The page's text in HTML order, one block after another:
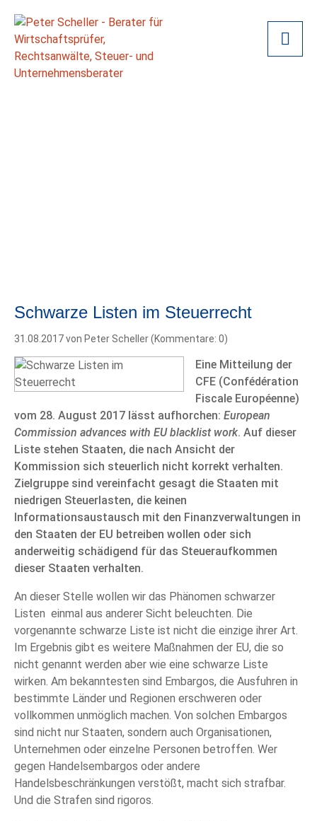
Schwarze Listen im Steuerrecht
31.08.2017von Peter Scheller (Kommentare: 0)
Eine Mitteilung der
CFE (Confédération
Fiscale Européenne)
vom 28. August 2017 lässt aufhorchen: European
Commission advances with EU blacklist work. Auf dieser
Liste stehen Staaten, die nach Ansicht der
Kommission sich steuerlich nicht korrekt verhalten.
Zielgruppe sind vereinfacht gesagt die Staaten mit
niedrigen Steuerlasten, die keinen
Informationsaustausch mit den Finanzverwaltungen in
den Staaten der EU betreiben wollen oder sich
anderweitig schädigend für das Steueraufkommen
dieser Staaten verhalten.
An dieser Stelle wollen wir das Phänomen schwarzer
Listen einmal aus anderer Sicht beleuchten. Die
vorgenannte schwarze Liste ist nicht die einzige ihrer Art.
Im Ergebnis gibt es weitere Maßnahmen der EU, die so
nicht genannt werden aber wie eine schwarze Liste
wirken. Am bekanntesten sind Embargos, die Ausfuhren in
bestimmte Länder und Regionen erschweren oder
vollkommen unmöglich machen. Von solchen Embargos
sind nicht nur Staaten, sondern auch Organisationen,
Unternehmen oder einzelne Personen betroffen. Wer
gegen Handelsembargos oder andere
Handelsbeschränkungen verstößt, macht sich strafbar.
Und die Strafen sind rigoros.